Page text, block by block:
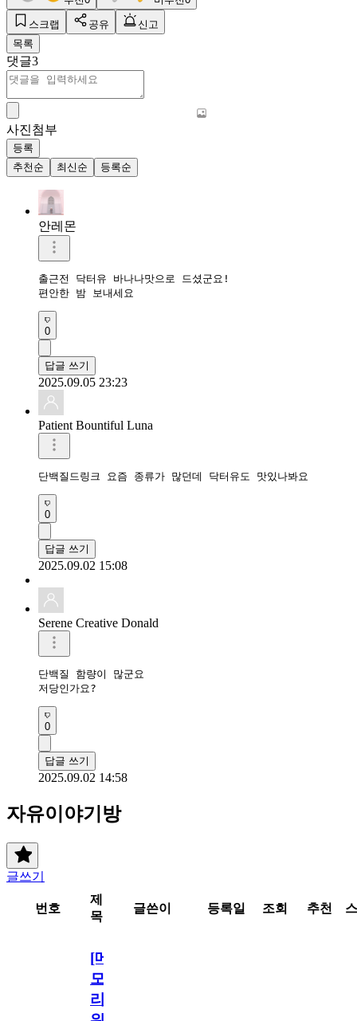
스크랩 공유
신고
목록
댓글3
사진첨부
등록
추천순
최신순 등록순
안레몬
출근전 닥터유 바나나맛으로 드셨군요!
편안한 밤 보내세요
0
답글 쓰기
2025.09.05 23:23
Patient Bountiful Luna
단백질드링크 요즘 종류가 많던데 닥터유도 맛있나봐요
0
답글 쓰기
2025.09.02 15:08
Serene Creative Donald
단백질 함량이 많군요
저당인가요?
0
답글 쓰기
2025.09.02 14:58
자유이야기방
글쓰기
번호
제
목
글쓴이 등록일 조회 추천
[메
모
리